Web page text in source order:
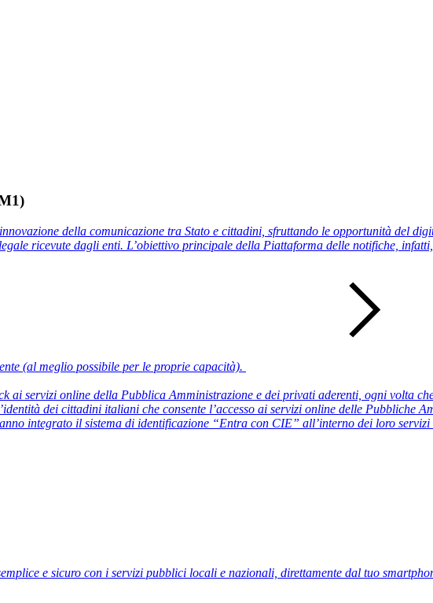
della comunicazione tra Stato e cittadini, sfruttando le opportunità del
ricevute dagli enti. L’obiettivo principale della Piattaforma delle notifiche,
(al meglio possibile per le proprie capacità).
ai servizi online della Pubblica Amministrazione e dei privati aderenti, ogni volta
dei cittadini italiani che consente l’accesso ai servizi online delle Pubbliche
integrato il sistema di identificazione “Entra con CIE” all’interno dei loro
e sicuro con i servizi pubblici locali e nazionali, direttamente dal tuo